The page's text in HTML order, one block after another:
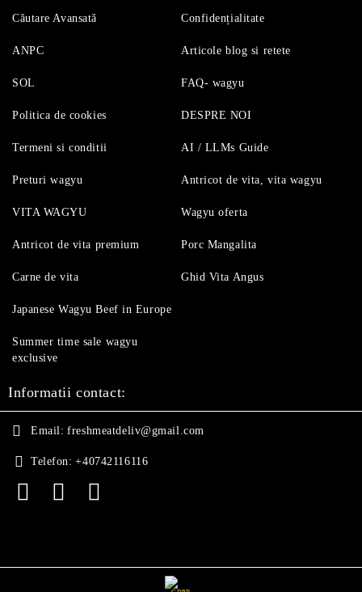
Căutare Avansată Confidențialitate
ANPC
SOL
Politica de cookies
Termeni si conditii
Articole blog si retete
FAQ- wagyu
DESPRE NOI
AI / LLMs Guide
Preturi wagyu
VITA WAGYU
Antricot de vita premium
Carne de vita
Antricot de vita, vita wagyu
Wagyu oferta
Porc Mangalita
Ghid Vita Angus
Japanese Wagyu Beef in Europe
Summer time sale wagyu
exclusive
Informatii contact:
Email: freshmeatdeliv@gmail.com
Telefon: +40742116116